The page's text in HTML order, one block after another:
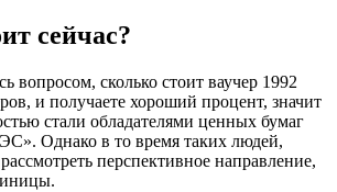
сейчас?
вопросом, сколько стоит ваучер 1992
и получаете хороший процент, значит
стали обладателями ценных бумаг
Однако в то время таких людей,
перспективное направление,